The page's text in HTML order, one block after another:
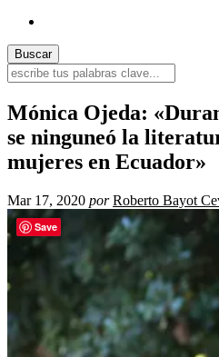
Mónica Ojeda:
se ninguneó la
mujeres en Ecuador»
Mar 17, 2020 por Roberto Bayot
Save